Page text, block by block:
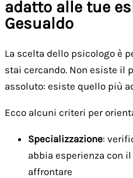
adatto alle tue
Gesualdo
La scelta dello psicologo è
stai cercando. Non esiste il
assoluto: esiste quello più
Ecco alcuni criteri per
Specializzazione:
abbia esperienza con
affrontare